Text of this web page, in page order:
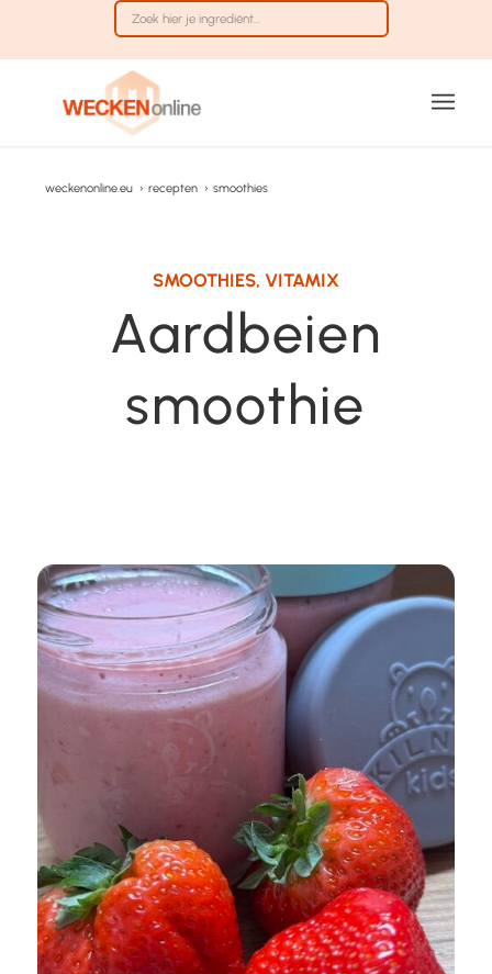
weckenonline.eu › recepten › smoothies
SMOOTHIES, VITAMIX
Aardbeien
smoothie